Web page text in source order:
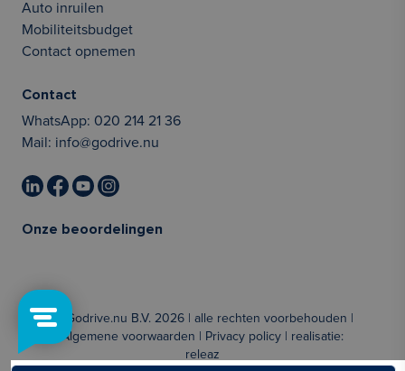
Auto inruilen
Mobiliteitsbudget
Contact opnemen
Contact
WhatsApp: 020 214 21 36
Mail: info@godrive.nu
Onze beoordelingen
© Godrive.nu B.V. 2026 | alle rechten voorbehouden |
Algemene voorwaarden
Privacy policy | realisatie:
releaz